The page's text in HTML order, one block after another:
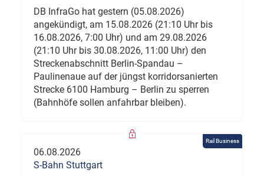
DB InfraGo hat gestern (05.08.2026)
angekündigt, am 15.08.2026 (21:10 Uhr bis
16.08.2026, 7:00 Uhr) und am 29.08.2026
(21:10 Uhr bis 30.08.2026, 11:00 Uhr) den
Streckenabschnitt Berlin-Spandau –
Paulinenaue auf der jüngst korridorsanierten
Strecke 6100 Hamburg – Berlin zu sperren
(Bahnhöfe sollen anfahrbar bleiben).
Rail Business
06.08.2026
S-Bahn Stuttgart